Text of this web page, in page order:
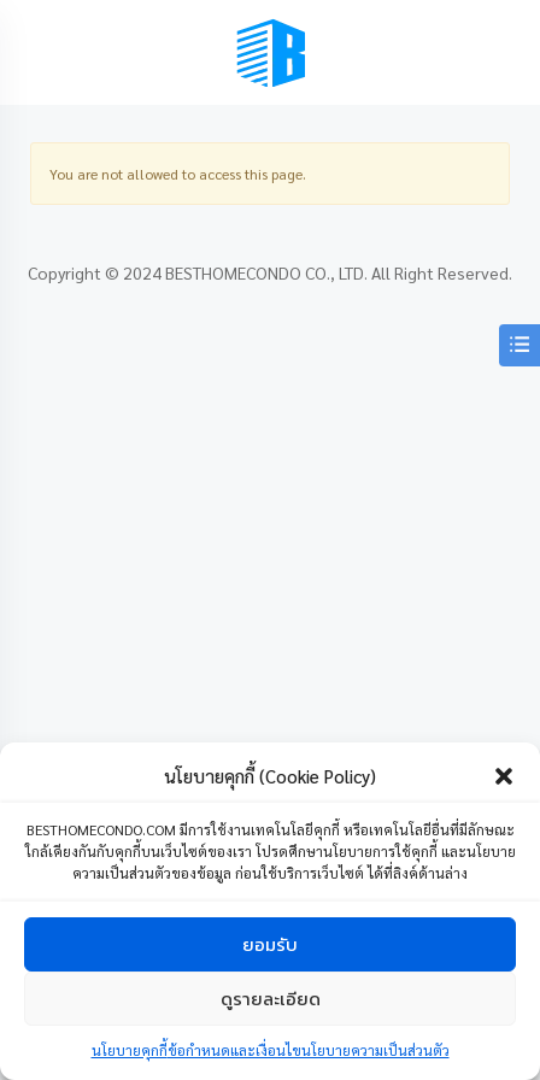
(เลือกมุมมอง)
นโยบายคุกกี้ (Cookie Policy)
BESTHOMECONDO.COM มีการใช้งานเทคโนโลยีคุกกี้ หรือเทคโนโลยีอื่นที่มีลักษณะ
ใกล้เคียงกันกับคุกกี้บนเว็บไซต์ของเรา โปรดศึกษานโยบายการใช้คุกกี้ และนโยบาย
ความเป็นส่วนตัวของข้อมูล ก่อนใช้บริการเว็บไซต์ ได้ที่ลิงค์ด้านล่าง
ยอมรับ
ดูรายละเอียด
นโยบายคุกกี้ข้อกำหนดและเงื่อนไขนโยบายความเป็นส่วนตัว
You are not allowed to access this page.
Copyright © 2024 BESTHOMECONDO CO., LTD. All Right Reserved.